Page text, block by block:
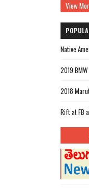
View
Native
2019
2018
Rift at FB